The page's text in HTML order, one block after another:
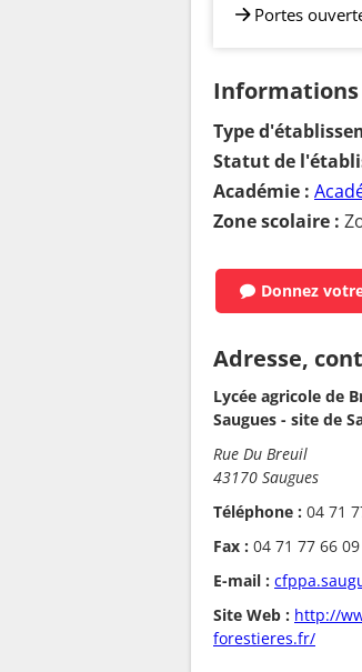
Portes
Informations
Type
Statut de
Académie :
Zone scolaire :
Donnez
Adresse,
Lycée agricole de
Saugues - site de
Rue Du Breuil
43170 Saugues
Téléphone : 04 71
Fax : 04 71 77 66 09
E-mail :
Site Web : http://
forestieres.fr/